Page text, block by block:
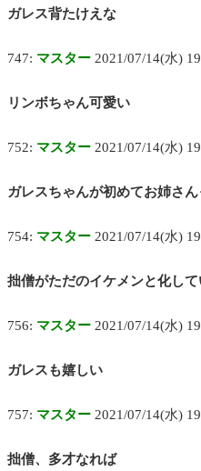
ガレス背たけえな
747: マスター 2021/07/14(水)
リンボちゃん可愛い
752: マスター 2021/07/14(水)
ガレスちゃんが初めてお姉さ
754: マスター 2021/07/14(水)
拙僧がただのイケメンと化し
756: マスター 2021/07/14(水)
ガレスも嬉しい
757: マスター 2021/07/14(水)
拙僧、多才なれば